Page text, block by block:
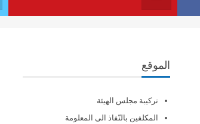
الموقع
تركيبة مجلس الهيئة
المكلفين بالنّفاذ الى المعلومة